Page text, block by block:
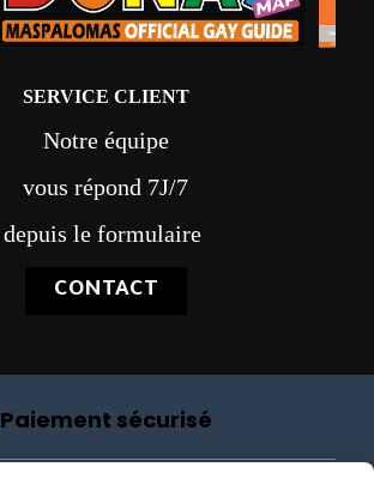
SERVICE CLIENT
Notre équipe
vous répond 7J/7
depuis le formulaire
CONTACT
Paiement sécurisé